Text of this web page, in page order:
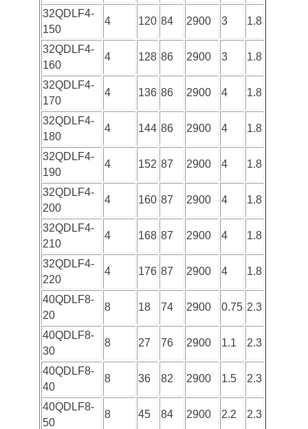
32QDLF4-
150
4 120 84 2900 3 1.8
32QDLF4-
160
4 128 86 2900 3 1.8
32QDLF4-
170
4 136 86 2900 4 1.8
32QDLF4-
180
4 144 86 2900 4 1.8
32QDLF4-
190
4 152 87 2900 4 1.8
32QDLF4-
200
4 160 87 2900 4 1.8
32QDLF4-
210
4 168 87 2900 4 1.8
32QDLF4-
220
4 176 87 2900 4 1.8
40QDLF8-
20
8 18 74 2900 0.75 2.3
40QDLF8-
30
8 27 76 2900 1.1 2.3
40QDLF8-
40
8 36 82 2900 1.5 2.3
40QDLF8-
50
8 45 84 2900 2.2 2.3